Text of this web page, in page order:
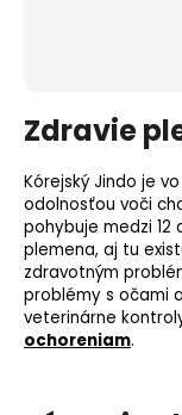
Zdravie
Kórejský Jindo je
odolnosťou voči
pohybuje medzi 12
plemena, aj tu
zdravotným
problémy s očami
veterinárne
ochoreniam.